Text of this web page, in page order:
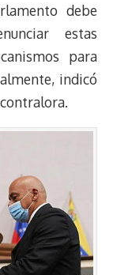
debe
estas
para
indicó